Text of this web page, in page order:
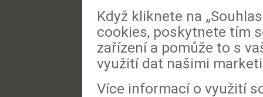
Když kliknete na
cookies, poskytnete tím
zařízení a pomůže to s
využití dat našimi
Více informací o využití